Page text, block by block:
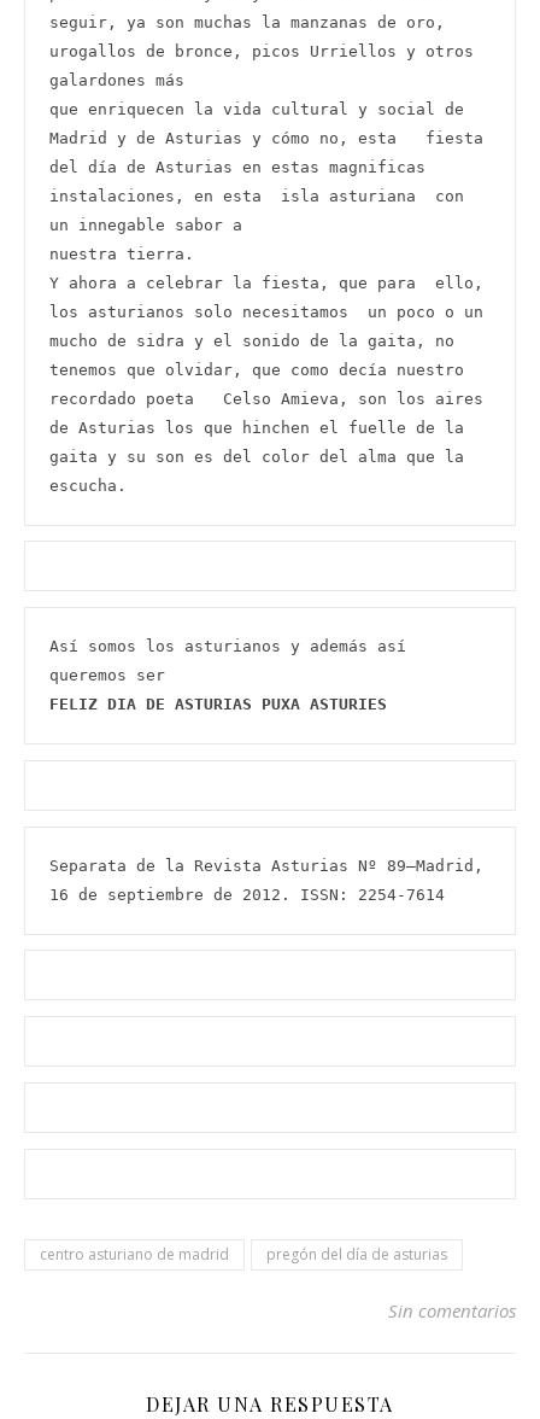
seguir, ya son muchas la manzanas de oro,
urogallos de bronce, picos Urriellos y otros
galardones más
que enriquecen la vida cultural y social de
Madrid y de Asturias y cómo no, esta   fiesta
del día de Asturias en estas magnificas
instalaciones, en esta  isla asturiana  con
un innegable sabor a
nuestra tierra.
Y ahora a celebrar la fiesta, que para  ello,
los asturianos solo necesitamos  un poco o un
mucho de sidra y el sonido de la gaita, no
tenemos que olvidar, que como decía nuestro
recordado poeta   Celso Amieva, son los aires
de Asturias los que hinchen el fuelle de la
gaita y su son es del color del alma que la
escucha.
Así somos los asturianos y además así
FELIZ DIA DE ASTURIAS PUXA ASTURIES
Separata de la Revista Asturias Nº 89–Madrid,
16 de septiembre de 2012. ISSN: 2254-7614
centro asturiano de madrid pregón del día de asturias
Sin comentarios
DEJAR UNA RESPUESTA